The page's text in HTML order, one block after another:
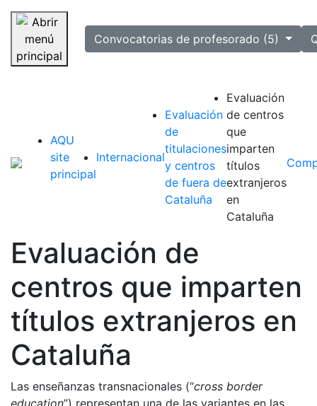
Saltar navegación
selectedConvocatorias de profesorado (5)
AQU
site
principal
Internacional
Evaluación
de
titulaciones
y centros
de fuera de
Cataluña
Evaluación
de centros
que
imparten
títulos
extranjeros
en
Cataluña
Evaluación de
centros que imparten
títulos extranjeros en
Cataluña
Las enseñanzas transnacionales (“cross border
education”) representan una de las variantes en las